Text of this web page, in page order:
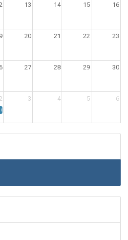
13 14 15 16
20 21 22 23
27 28 29 30
2 3 4 5 6
битвы: Проблемы источниковедения